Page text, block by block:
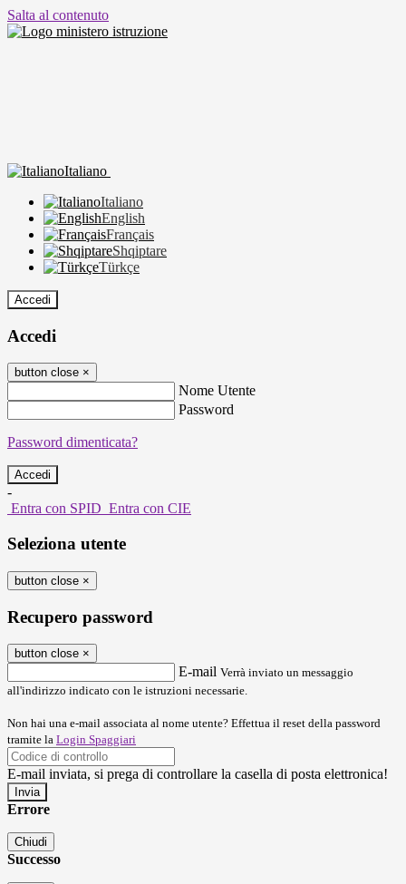
Salta al contenuto
Italiano
Italiano
English
Français
Shqiptare
Türkçe
Accedi
Accedi
button close ×
Nome Utente
Password
Password dimenticata?
-
Entra con SPID Entra con CIE
Seleziona utente
button close ×
Recupero password
button close ×
E-mail Verrà inviato un messaggio
all'indirizzo indicato con le istruzioni necessarie.
Non hai una e-mail associata al nome utente? Effettua il reset della password
tramite la Login Spaggiari
E-mail inviata, si prega di controllare la casella di posta elettronica!
Errore
Chiudi
Successo